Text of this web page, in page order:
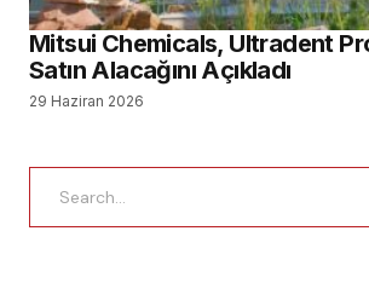
Mitsui Chemicals, Ultradent
Satın Alacağını Açıkladı
29 Haziran 2026